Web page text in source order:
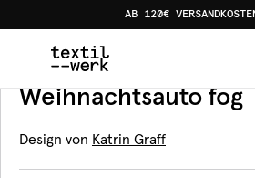
AB 120€
Produkte Bettwäsche
Bettwäsche
Weihnachtsauto fog
Design von Katrin Graff